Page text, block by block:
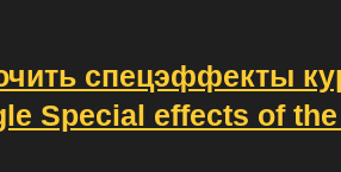
спецэффекты
Special effects of